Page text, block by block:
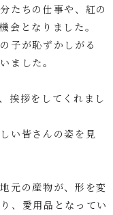
たちの仕事や、紅の
会となりました。
子が恥ずかしがる
ました。
挨拶をしてくれまし
い皆さんの姿を見
元の産物が、形を変
、愛用品となってい